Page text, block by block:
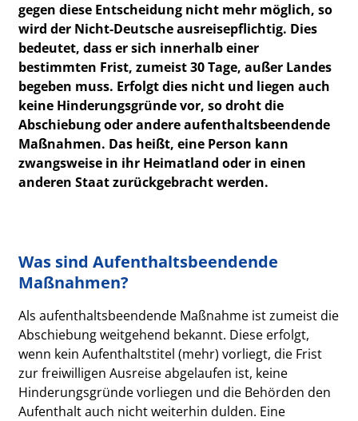
gegen diese Entscheidung nicht mehr möglich, so
wird der Nicht-Deutsche ausreisepflichtig. Dies
bedeutet, dass er sich innerhalb einer
bestimmten Frist, zumeist 30 Tage, außer Landes
begeben muss. Erfolgt dies nicht und liegen auch
keine Hinderungsgründe vor, so droht die
Abschiebung oder andere aufenthaltsbeendende
Maßnahmen. Das heißt, eine Person kann
zwangsweise in ihr Heimatland oder in einen
anderen Staat zurückgebracht werden.
Was sind Aufenthaltsbeendende
Maßnahmen?
Als aufenthaltsbeendende Maßnahme ist zumeist die
Abschiebung weitgehend bekannt. Diese erfolgt,
wenn kein Aufenthaltstitel (mehr) vorliegt, die Frist
zur freiwilligen Ausreise abgelaufen ist, keine
Hinderungsgründe vorliegen und die Behörden den
Aufenthalt auch nicht weiterhin dulden. Eine